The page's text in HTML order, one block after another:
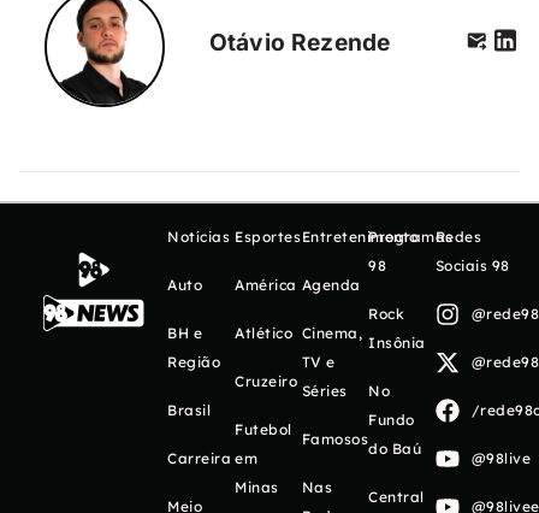
Otávio Rezende
Notícias
Auto
BH e
Região
Brasil
Carreira
Meio
Esportes
América
Atlético
Cruzeiro
Futebol
em
Minas
Entretenimento
Agenda
Cinema,
TV e
Séries
Famosos
Nas
Programas
98
Rock
Insônia
No
Fundo
do Baú
Central
Redes
Sociais 98
/
@98live